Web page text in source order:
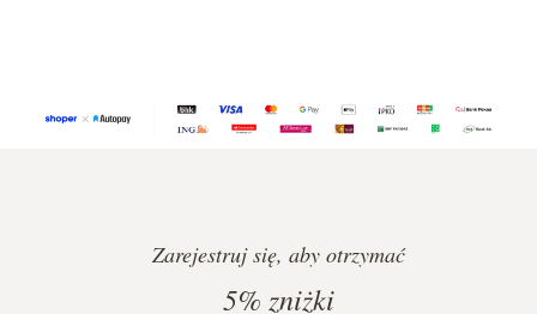
Zarejestruj się, aby otrzymać
5% zniżki